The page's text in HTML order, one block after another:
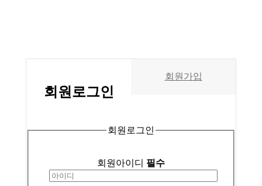
회원 로그인
회원가입
회원로그인
회원아이디 필수